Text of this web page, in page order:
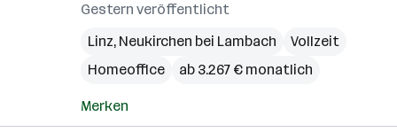
Gestern veröffentlicht
Linz, Neukirchen bei Lambach
Vollzeit
Homeoffice
ab 3.267 € monatlich
Merken